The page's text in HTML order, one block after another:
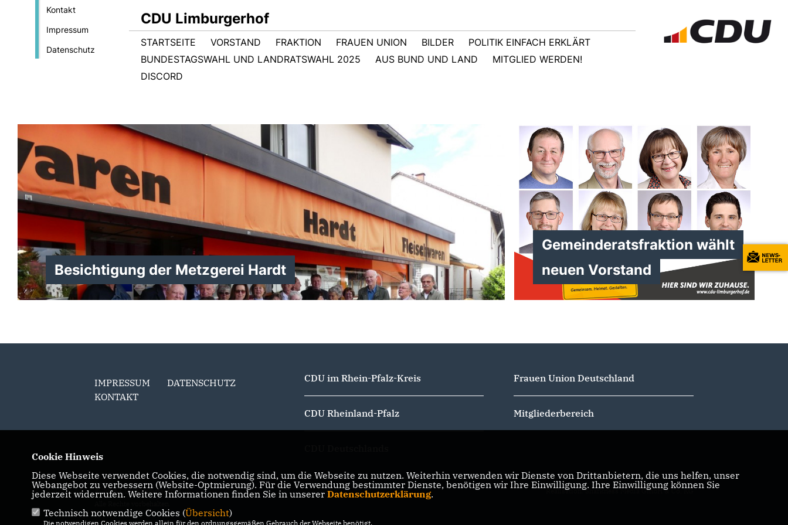
Kontakt
Impressum
Datenschutz
CDU Limburgerhof
STARTSEITE VORSTAND FRAKTION FRAUEN UNION BILDER
POLITIK EINFACH ERKLÄRT
BUNDESTAGSWAHL UND LANDRATSWAHL 2025
AUS BUND UND LAND
MITGLIED WERDEN!
DISCORD
Besichtigung der Metzgerei Hardt
Gemeinderatsfraktion wählt
neuen Vorstand
Festliche Mitgliederehrung
in der Kulturkapelle
Ehrung von Mitgliedern
IMPRESSUM
DATENSCHUTZ
KONTAKT
CDU im Rhein-Pfalz-Kreis
CDU Rheinland-Pfalz
Frauen Union Deutschland
Mitgliederbereich
© 2026 CDU Limburgerhof
Realisation: Sharkness Media GmbH & Co. KG
Cookie Hinweis
Diese Webseite verwendet Cookies, die notwendig sind, um die Webseite zu nutzen. Weiterhin verwenden wir Dienste von Drittanbietern, die uns helfen, unser
Webangebot zu verbessern (Website-Optmierung). Für die Verwendung bestimmter Dienste, benötigen wir Ihre Einwilligung. Ihre Einwilligung können Sie
jederzeit widerrufen. Weitere Informationen finden Sie in unserer Datenschutzerklärung.
Technisch notwendige Cookies (Übersicht)
Die notwendigen Cookies werden allein für den ordnungsgemäßen Gebrauch der Webseite benötigt.